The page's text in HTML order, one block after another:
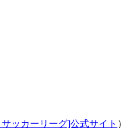
サッカーリーグ]公式サイト ）